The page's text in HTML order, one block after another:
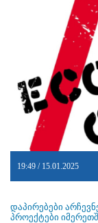
19:49 / 15.01.2025
დაპირებები
პროექტები